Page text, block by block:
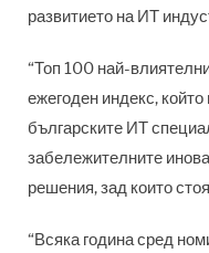
развитието на ИТ
“Топ 100 най-
ежегоден индекс,
българските ИТ
забележителните
решения, зад които
“Всяка година сред